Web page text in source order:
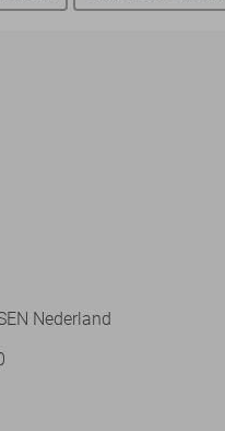
Nederland